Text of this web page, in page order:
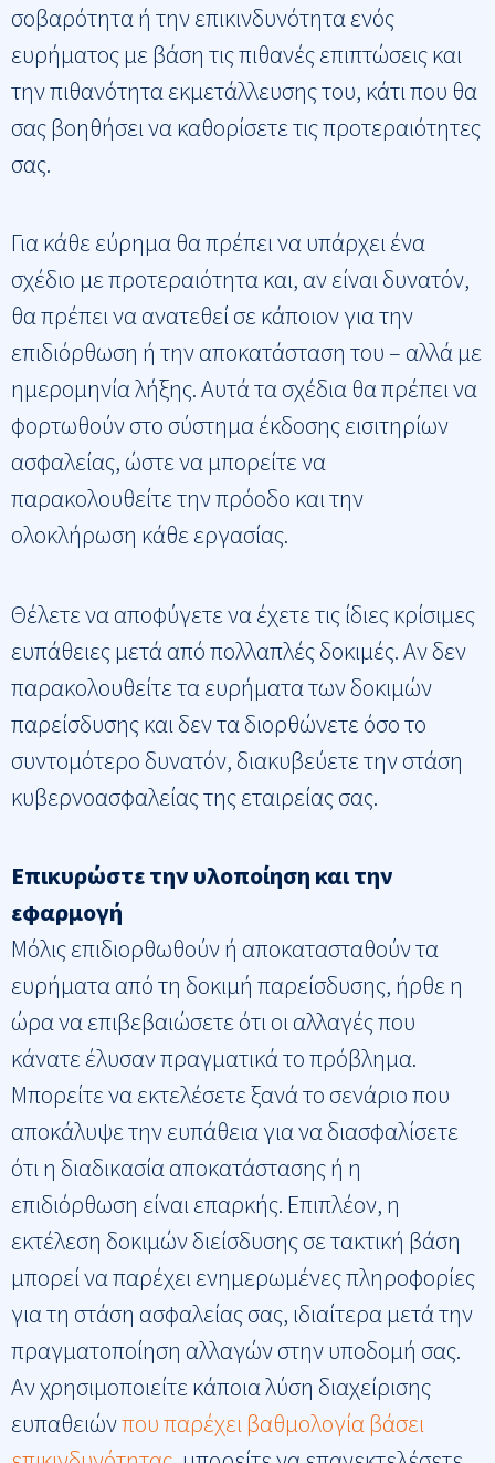
σοβαρότητα ή την επικινδυνότητα ενός
ευρήματος με βάση τις πιθανές επιπτώσεις και
την πιθανότητα εκμετάλλευσης του, κάτι που θα
σας βοηθήσει να καθορίσετε τις προτεραιότητες
σας.
Για κάθε εύρημα θα πρέπει να υπάρχει ένα
σχέδιο με προτεραιότητα και, αν είναι δυνατόν,
θα πρέπει να ανατεθεί σε κάποιον για την
επιδιόρθωση ή την αποκατάσταση του – αλλά με
ημερομηνία λήξης. Αυτά τα σχέδια θα πρέπει να
φορτωθούν στο σύστημα έκδοσης εισιτηρίων
ασφαλείας, ώστε να μπορείτε να
παρακολουθείτε την πρόοδο και την
ολοκλήρωση κάθε εργασίας.
Θέλετε να αποφύγετε να έχετε τις ίδιες κρίσιμες
ευπάθειες μετά από πολλαπλές δοκιμές. Αν δεν
παρακολουθείτε τα ευρήματα των δοκιμών
παρείσδυσης και δεν τα διορθώνετε όσο το
συντομότερο δυνατόν, διακυβεύετε την στάση
κυβερνοασφαλείας της εταιρείας σας.
Επικυρώστε την υλοποίηση και την
εφαρμογή
Μόλις επιδιορθωθούν ή αποκατασταθούν τα
ευρήματα από τη δοκιμή παρείσδυσης, ήρθε η
ώρα να επιβεβαιώσετε ότι οι αλλαγές που
κάνατε έλυσαν πραγματικά το πρόβλημα.
Μπορείτε να εκτελέσετε ξανά το σενάριο που
αποκάλυψε την ευπάθεια για να διασφαλίσετε
ότι η διαδικασία αποκατάστασης ή η
επιδιόρθωση είναι επαρκής. Επιπλέον, η
εκτέλεση δοκιμών διείσδυσης σε τακτική βάση
μπορεί να παρέχει ενημερωμένες πληροφορίες
για τη στάση ασφαλείας σας, ιδιαίτερα μετά την
πραγματοποίηση αλλαγών στην υποδομή σας.
Αν χρησιμοποιείτε κάποια λύση διαχείρισης
ευπαθειώνπου παρέχει βαθμολογία βάσει